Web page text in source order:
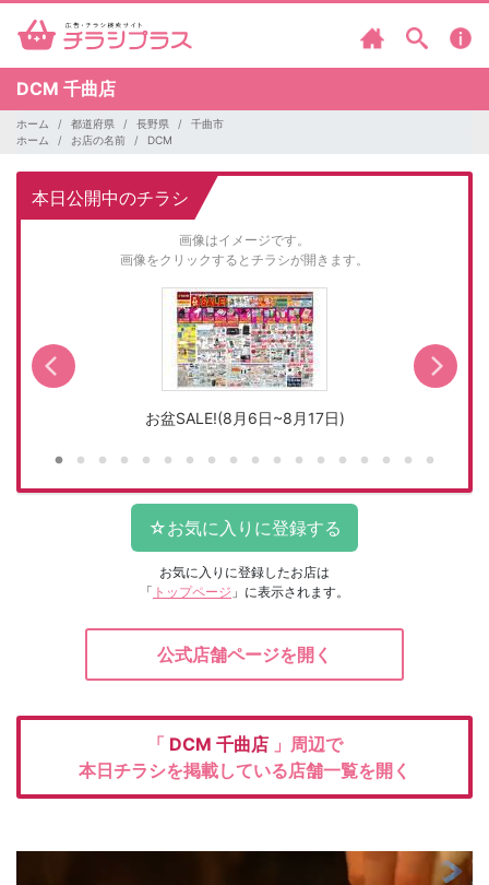
DCM 千曲店
ホーム 都道府県 長野県
千曲市
ホーム
お店の名前 DCM
本日公開中のチラシ
画像はイメージです。
画像をクリックするとチラシが開きます。
お盆SALE!(8月6日~8月17日)
お気に入りに登録したお店は
「 トップページ 」に表示されます。
公式店舗ページを開く
「 DCM 千曲店 」周辺で
本日チラシを掲載している店舗一覧を開く